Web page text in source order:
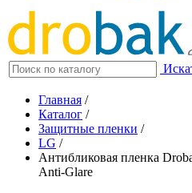
Главная /
Каталог /
Защитные пленки /
LG /
Антибликовая пленка
Anti-Glare